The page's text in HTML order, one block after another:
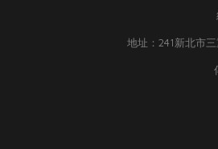
地址：241新北市